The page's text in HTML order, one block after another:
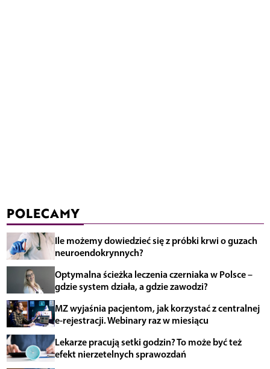
POLECAMY
Ile możemy dowiedzieć się z próbki krwi o guzach
neuroendokrynnych?
Optymalna ścieżka leczenia czerniaka w Polsce –
gdzie system działa, a gdzie zawodzi?
MZ wyjaśnia pacjentom, jak korzystać z centralnej
e-rejestracji. Webinary raz w miesiącu
Lekarze pracują setki godzin? To może być też
efekt nierzetelnych sprawozdań